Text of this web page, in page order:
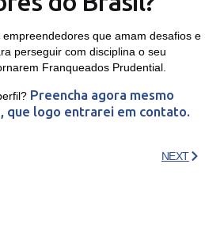
que amam desafios e
perseguir com disciplina o seu
Franqueados Prudential.
Preencha agora mesmo
que logo entrarei em contato.
NEXT